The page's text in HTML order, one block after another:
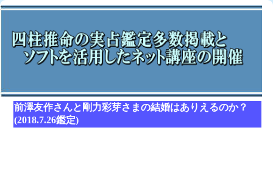
前澤友作さんと剛力彩芽さまの結婚はありえるのか？
(2018.7.26鑑定)